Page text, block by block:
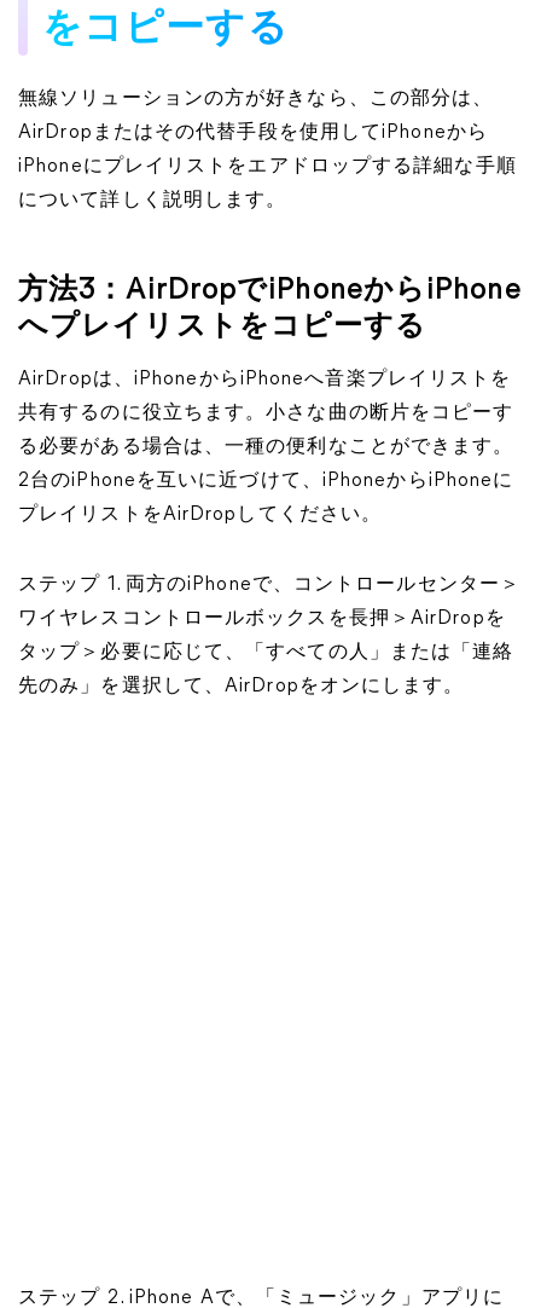
をコピーする
無線ソリューションの方が好きなら、この部分は、
AirDropまたはその代替手段を使用してiPhoneから
iPhoneにプレイリストをエアドロップする詳細な手順
について詳しく説明します。
方法3：AirDropでiPhoneからiPhone
へプレイリストをコピーする
AirDropは、iPhoneからiPhoneへ音楽プレイリストを
共有するのに役立ちます。小さな曲の断片をコピーす
る必要がある場合は、一種の便利なことができます。
2台のiPhoneを互いに近づけて、iPhoneからiPhoneに
プレイリストをAirDropしてください。
ステップ 1. 両方のiPhoneで、コントロールセンター＞
ワイヤレスコントロールボックスを長押＞AirDropを
タップ＞必要に応じて、「すべての人」または「連絡
先のみ」を選択して、AirDropをオンにします。
ステップ 2. iPhone Aで、「ミュージック」アプリに